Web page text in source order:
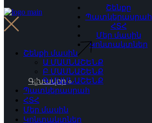
Շենքը
Պատկերասրահ
ՀՏՀ
Մեր մասին
Կոնտակտներ
Գլխավոր
Շենքի մասին
Ա ՄԱՍՆԱՇԵՆՔ
Բ ՄԱՍՆԱՇԵՆՔ
Գ ՄԱՍՆԱՇԵՆՔ
Պատկերասրահ
ՀՏՀ
Մեր մասին
Կոնտակտներ